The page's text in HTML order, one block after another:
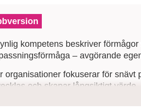
kompetens beskriver
– avgörande
organisationer fokuserar för
och skapar långsiktigt värde.
datadrivna och